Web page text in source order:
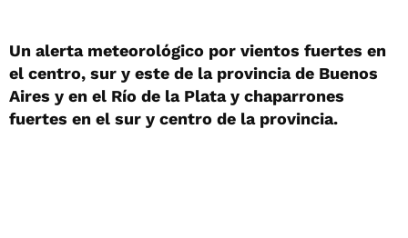
Un alerta meteorológico por vientos fuertes en
el centro, sur y este de la provincia de Buenos
Aires y en el Río de la Plata y chaparrones
fuertes en el sur y centro de la provincia.